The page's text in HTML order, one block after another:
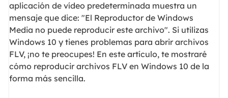
aplicación de vídeo predeterminada muestra un
mensaje que dice: "El Reproductor de Windows
Media no puede reproducir este archivo". Si utilizas
Windows 10 y tienes problemas para abrir archivos
FLV, ¡no te preocupes! En este artículo, te mostraré
cómo reproducir archivos FLV en Windows 10 de la
forma más sencilla.